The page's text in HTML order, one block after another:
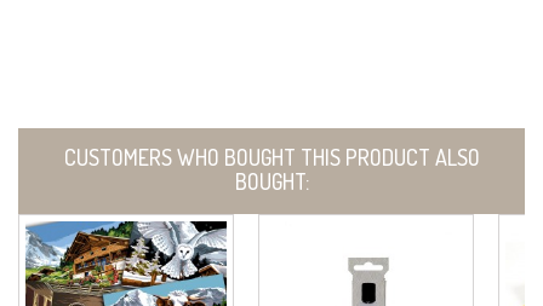
CUSTOMERS WHO BOUGHT THIS PRODUCT ALSO
BOUGHT: